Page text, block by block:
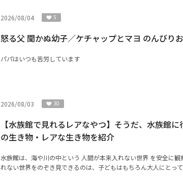
2026/08/04 5
怒る父 聞かぬ幼子／ケチャップとマヨ のんびり
パパはいつも苦労しています
2026/08/03 30
【水族館で見れるレアなやつ】そうだ、水族館
の生き物・レアな生き物を紹介
水族館は、海や川の中という 人間が本来入れない世界 を安全に観
れない世界をのぞき見できるのは、子どもはもちろん大人にとっ